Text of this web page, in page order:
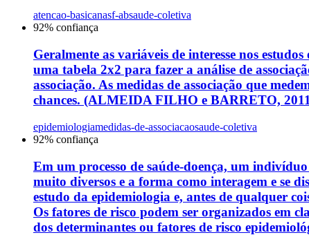
atencao-basicanasf-absaude-coletiva
92% confiança
Geralmente as variáveis de interesse nos
uma tabela 2x2 para fazer a análise de
associação. As medidas de associação que
chances. (ALMEIDA FILHO e BARRETO,
epidemiologiamedidas-de-associacaosaude-coletiva
92% confiança
Em um processo de saúde-doença, um
muito diversos e a forma como interagem e se
estudo da epidemiologia e, antes de qualquer
Os fatores de risco podem ser organizados em
dos determinantes ou fatores de risco